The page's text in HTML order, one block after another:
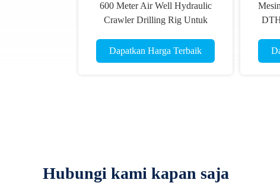
600 Meter Air Well Hydraulic
Crawler Drilling Rig Untuk
Dapatkan Harga Terbaik
Hubungi kami kapan saja